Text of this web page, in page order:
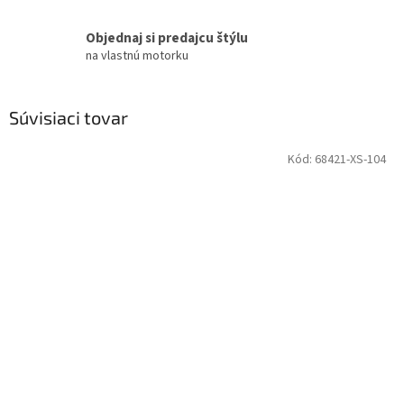
Objednaj si predajcu štýlu
na vlastnú motorku
Súvisiaci tovar
Kód: 68421-XS-104